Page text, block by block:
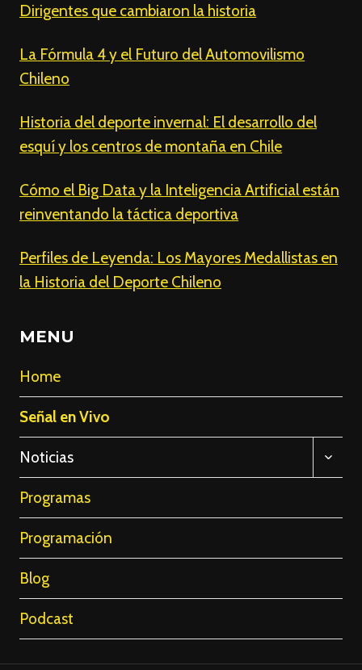
Dirigentes que cambiaron la historia
La Fórmula 4 y el Futuro del Automovilismo
Chileno
Historia del deporte invernal: El desarrollo del
esquí y los centros de montaña en Chile
Cómo el Big Data y la Inteligencia Artificial están
reinventando la táctica deportiva
Perfiles de Leyenda: Los Mayores Medallistas en
la Historia del Deporte Chileno
MENU
Home
Señal en Vivo
Noticias
HIJO
Programas
Programación
Blog
Podcast